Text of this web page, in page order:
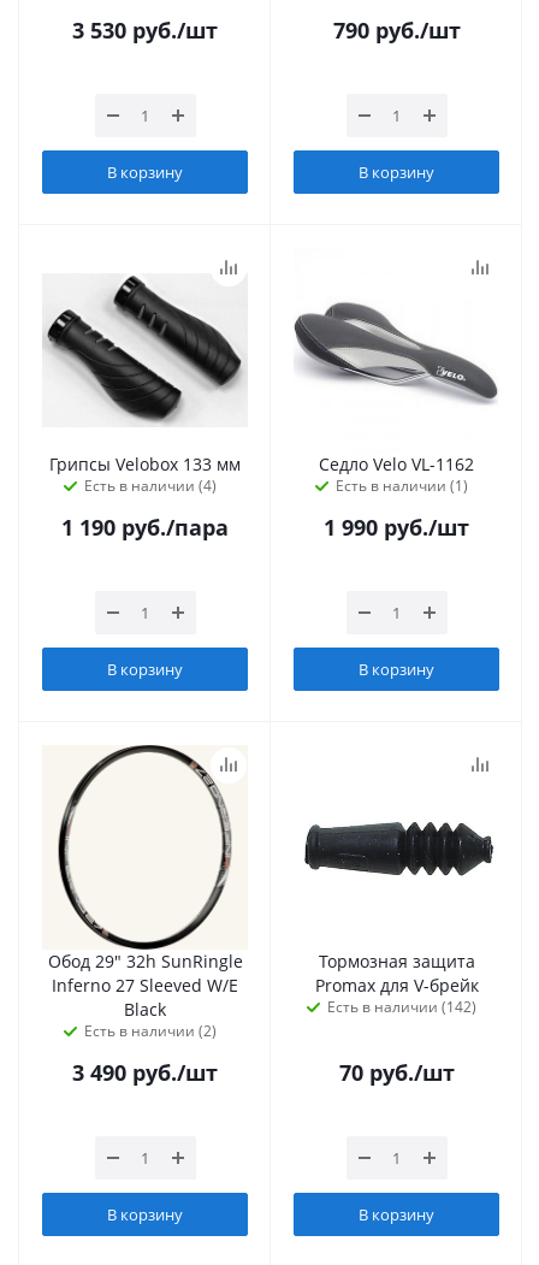
3 530 руб./шт
В корзину
790руб./шт
В корзину
Грипсы Velobox 133 мм
Есть в наличии (4)
1 190 руб./пара
В корзину
Седло Velo VL-1162
Есть в наличии (1)
1 990 руб./шт
В корзину
Обод 29" 32h SunRingle
Inferno 27 Sleeved W/E
Black
Есть в наличии (2)
3 490 руб./шт
В корзину
Тормозная защита
Promax для V-брейк
Есть в наличии (142)
70руб./шт
В корзину